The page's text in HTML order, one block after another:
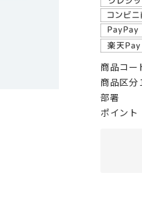
商品コー
商品区分
部署
ポイント